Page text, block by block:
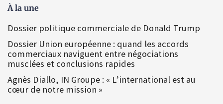
À la une
Dossier politique commerciale de Donald Trump
Dossier Union européenne : quand les accords
commerciaux naviguent entre négociations
musclées et conclusions rapides
Agnès Diallo, IN Groupe : « L’international est au
cœur de notre mission »